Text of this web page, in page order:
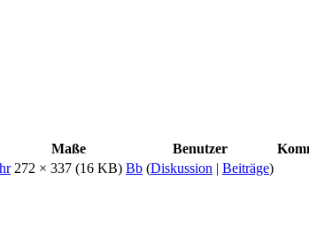
Maße Benutzer
272 × 337 (16 KB) Bb (Diskussion | Beiträge)